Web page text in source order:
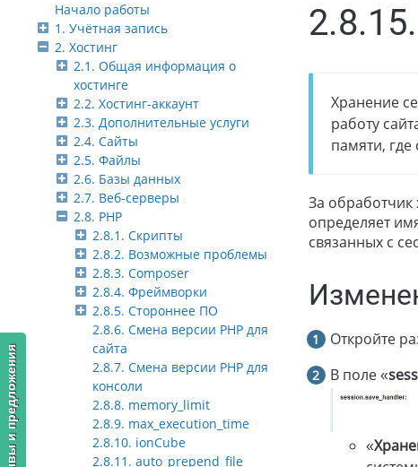
Начало работы
1. Учётная запись
2. Хостинг
2.1. Общая информация о
хостинге
2.2. Хостинг-аккаунт
2.3. Дополнительные услуги
2.4. Сайты
2.5. Файлы
2.6. Базы данных
2.7. Веб-серверы
2.8. PHP
2.8.1. Скрипты
2.8.2. Возможные проблемы
2.8.3. Composer
2.8.4. Фреймворки
2.8.5. Стороннее ПО
2.8.6. Смена версии PHP для
сайта
2.8.7. Смена версии PHP для
консоли
2.8.8. memory_limit
2.8.9. max_execution_time
2.8.10. ionCube
2.8.11. auto_prepend_file
Хранение
работу
памяти,
За обработчик
определяет
связанных с
Откройте
В поле «
«
Отзывы и предложения